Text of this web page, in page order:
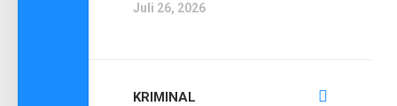
Juli 26, 2026
KRIMINAL